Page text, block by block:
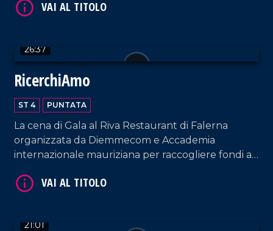
26:37
RicerchiAmo
ST 4 PUNTATA
La cena di Gala al Riva Restaurant di Falerna
organizzata da Diemmecom e Accademia
internazionale mauriziana per raccogliere fondi a
dell'UMG.
21:01
VAI AL TITOLO